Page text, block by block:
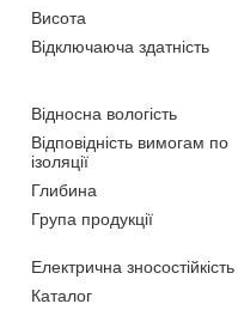
Висота
Відключаюча здатність
Відносна вологість
Відповідність вимогам по
ізоляції
Глибина
Група продукції
Електрична зносостійкість
Каталог